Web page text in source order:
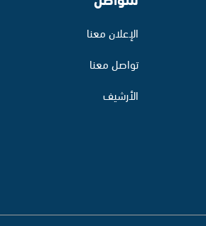
الإعلان معنا
تواصل معنا
الأرشيف